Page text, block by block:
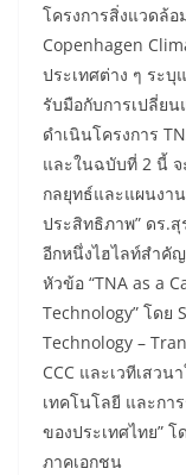
โครงการสิ่งแวดล้อ
Copenhagen
ประเทศต่าง ๆ ระ
รับมือกับการเปลี่ย
ดำเนินโครงการ
และในฉบับที่ 2 นี้
กลยุทธ์และแผนงา
ประสิทธิภาพ” ดร.สุ
อีกหนึ่งไฮไลท์สำคั
หัวข้อ “TNA as a
Technology” โดย
Technology –
CCC และเวทีเสว
เทคโนโลยี และกา
ของประเทศไทย”
ภาคเอกชน